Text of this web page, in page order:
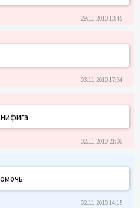
29.11.2010 13:45
03.11.2010 17:34
02.11.2010 21:06
02.11.2010 14:15